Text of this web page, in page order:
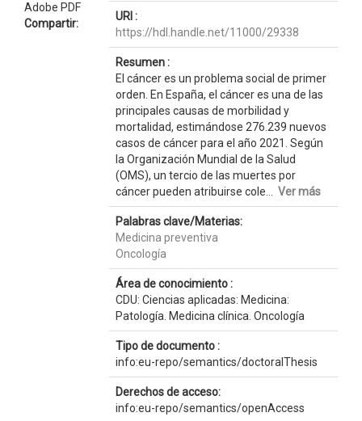
Adobe PDF
Compartir:
URI :
https://hdl.handle.net/11000/29338
Resumen :
El cáncer es un problema social de primer
orden. En España, el cáncer es una de las
principales causas de morbilidad y
mortalidad, estimándose 276.239 nuevos
casos de cáncer para el año 2021. Según
la Organización Mundial de la Salud
(OMS), un tercio de las muertes por
cáncer pueden atribuirse cole... Ver más
Palabras clave/Materias:
Medicina preventiva
Oncología
Área de conocimiento :
CDU: Ciencias aplicadas: Medicina:
Patología. Medicina clínica. Oncología
Tipo de documento :
info:eu-repo/semantics/doctoralThesis
Derechos de acceso:
info:eu-repo/semantics/openAccess